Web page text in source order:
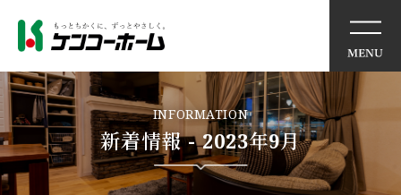
イベント情報
ケンコーホームの想い
INFORMATION
新着情報 - 2023年9月